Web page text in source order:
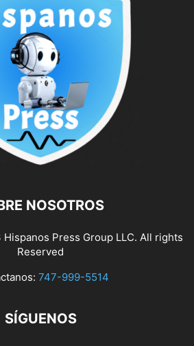
NOSOTROS
Press Group LLC. All rights
Reserved
747-999-5514
SÍGUENOS